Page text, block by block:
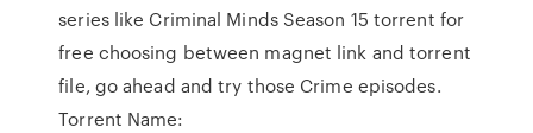
series like Criminal Minds Season 15 torrent for
free choosing between magnet link and torrent
file, go ahead and try those Crime episodes.
Torrent Name: